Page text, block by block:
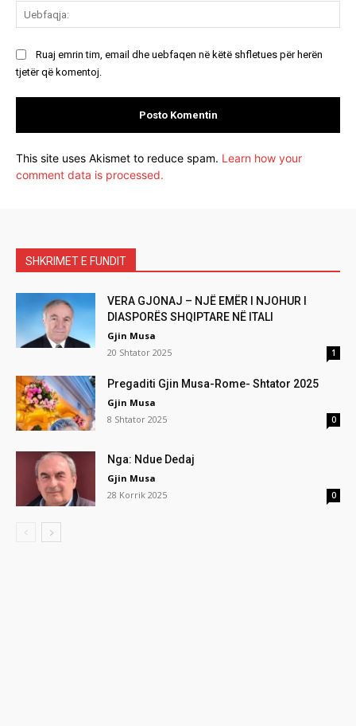
Ruaj emrin tim, email dhe uebfaqen në këtë shfletues për herën
tjetër që komentoj.
This site uses Akismet to reduce spam. Learn how your
comment data is processed.
SHKRIMET E FUNDIT
VERA GJONAJ – NJË EMËR I NJOHUR I
DIASPORËS SHQIPTARE NË ITALI
Gjin Musa
20 Shtator 2025
1
Pregaditi Gjin Musa-Rome- Shtator 2025
Gjin Musa
8 Shtator 2025
0
Nga: Ndue Dedaj
Gjin Musa
28 Korrik 2025
0